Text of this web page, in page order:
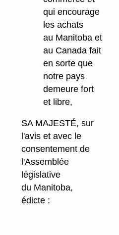
qui encourage
les achats
au Manitoba et
au Canada fait
en sorte que
notre pays
demeure fort
et libre,
SA MAJESTÉ, sur
l'avis et avec le
consentement de
l'Assemblée
législative
du Manitoba,
édicte :